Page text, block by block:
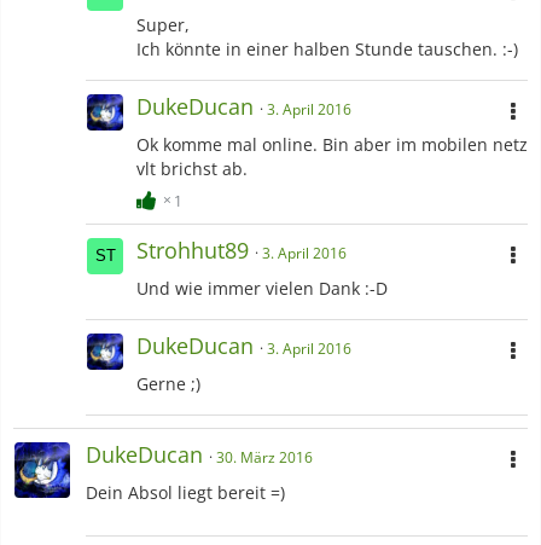
Super,
Ich könnte in einer halben Stunde tauschen. :-)
DukeDucan 3. April 2016
Ok komme mal online. Bin aber im mobilen netz
vlt brichst ab.
1
Strohhut89 3. April 2016
Und wie immer vielen Dank :-D
DukeDucan 3. April 2016
Gerne ;)
DukeDucan 30. März 2016
Dein Absol liegt bereit =)